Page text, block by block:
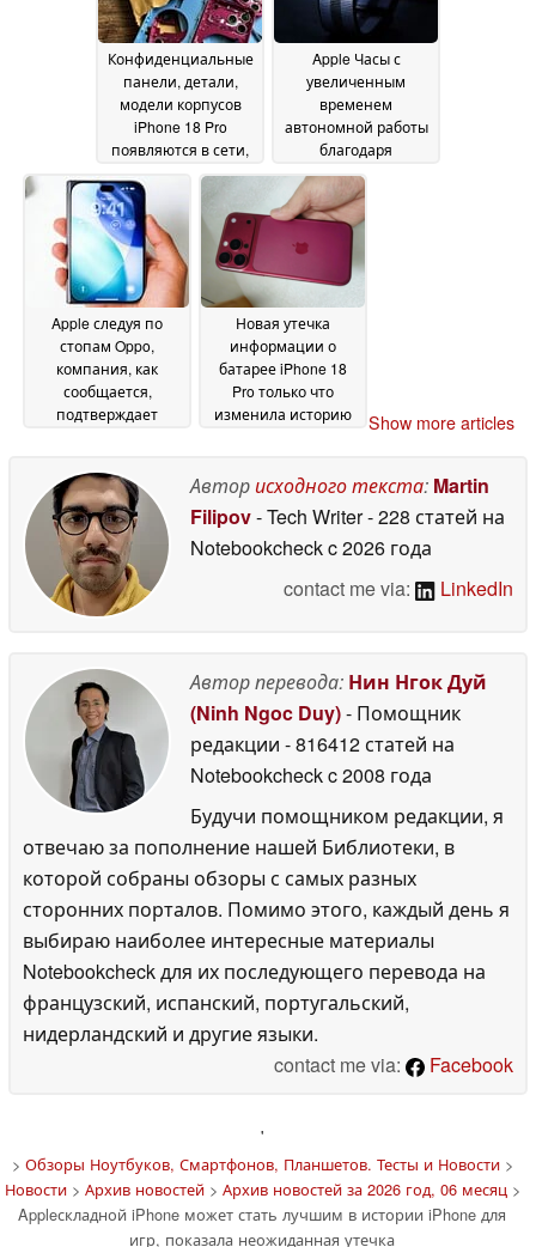
Конфиденциальные
панели, детали,
модели корпусов
iPhone 18 Pro
появляются в сети,
раскрывая яркие
цвета
Apple Часы с
увеличенным
временем
автономной работы
благодаря
использованию HMO
вместо LTPO OLED-
дисплея04 June 2026
Apple следуя по
стопам Oppo,
компания, как
сообщается,
подтверждает
Ultra03 June 2026
Новая утечка
информации о
батарее iPhone 18
Pro только что
изменила историю
2026
Show more articles
Авторисходного текста: Martin
Filipov- Tech Writer- 228 статей на
Notebookcheckc 2026 года
contact me via:
LinkedIn
Автор перевода: Нин Нгок Дуй
(Ninh Ngoc Duy)- Помощник
редакции - 816412 статей на
Notebookcheckc 2008 года
Будучи помощником редакции, я
отвечаю за пополнение нашей Библиотеки, в
которой собраны обзоры с самых разных
сторонних порталов. Помимо этого, каждый день я
выбираю наиболее интересные материалы
Notebookcheck для их последующего перевода на
французский, испанский, португальский,
нидерландский и другие языки.
contact me via:
Facebook
'
> Обзоры Ноутбуков, Смартфонов, Планшетов. Тесты и Новости>
Новости> Архив новостей> Архив новостей за 2026 год, 06 месяц>
Appleскладной iPhone может стать лучшим в истории iPhone для
игр, показала неожиданная утечка